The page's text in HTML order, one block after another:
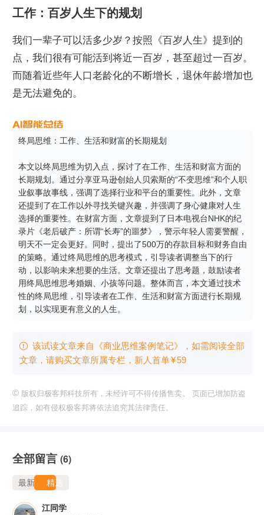
工作：百岁人生下的规划
我们一辈子可以活多少岁？按照《百岁人生》提到的
点，我们很有可能活到将近一百岁，甚至超过一百岁。
而随着近些年人口老龄化的不断增长，退休年龄增加也
是无法避免的。
终局思维：工作、生活和财富的长期规划
本文以终局思维为切入点，探讨了在工作、生活和财富方面的
长期规划。通过分享亚马逊创始人贝索斯的“不变思维”和个人职
业叙事故事线，强调了选择行业和平台的重要性。此外，文章
还提到了在工作以外寻找关键兴趣，并强调了身心健康对人生
选择的重要性。在财富方面，文章提到了日本电视台NHK的纪
录片《老后破产：所谓“长寿”的噩梦》，警示年轻人需要警醒，
明天不一定会更好。同时，提出了500万的存款目标和财务自由
的策略。通过终局思维的思考模式，引导读者调整当下的行
动，以影响未来想要的生活。文章还提出了思考题，鼓励读者
用终局思维思考婚姻、小孩等问题。整体而言，本文通过技术
性的终局思维，引导读者在工作、生活和财富方面进行长期规
划，以实现更有意义的人生。
 该试读文章来自《商业思维案例笔记》，如需阅读全部
文章，请购买文章所属专栏 ，新⼈⾸单¥59
© 版权归极客邦科技所有，未经许可不得传播售卖。 页面已增加防盗
追踪，如有侵权极客邦将依法追究其法律责任。
全部留言 (6)
最新 精选
江同学